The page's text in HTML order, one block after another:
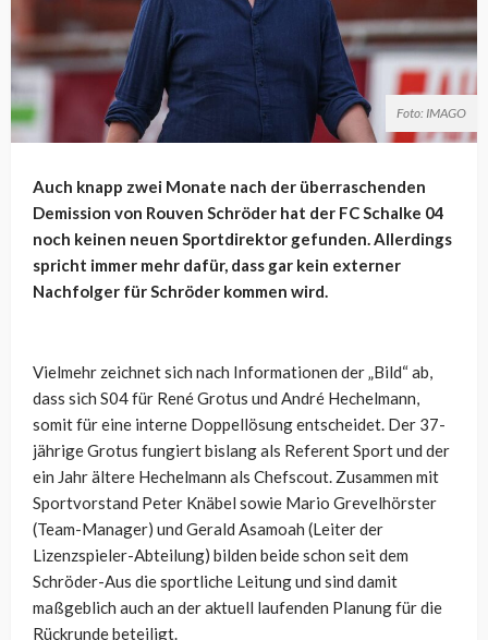
Foto: IMAGO
Auch knapp zwei Monate nach der überraschenden
Demission von Rouven Schröder hat der FC Schalke 04
noch keinen neuen Sportdirektor gefunden. Allerdings
spricht immer mehr dafür, dass gar kein externer
Nachfolger für Schröder kommen wird.
Vielmehr zeichnet sich nach Informationen der „Bild“ ab,
dass sich S04 für René Grotus und André Hechelmann,
somit für eine interne Doppellösung entscheidet. Der 37-
jährige Grotus fungiert bislang als Referent Sport und der
ein Jahr ältere Hechelmann als Chefscout. Zusammen mit
Sportvorstand Peter Knäbel sowie Mario Grevelhörster
(Team-Manager) und Gerald Asamoah (Leiter der
Lizenzspieler-Abteilung) bilden beide schon seit dem
Schröder-Aus die sportliche Leitung und sind damit
maßgeblich auch an der aktuell laufenden Planung für die
Rückrunde beteiligt.